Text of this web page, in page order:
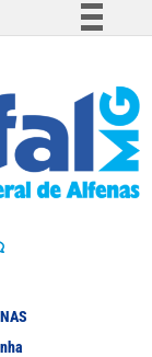
informação